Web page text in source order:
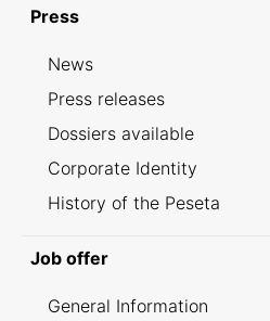
Press
News
Press releases
Dossiers available
Corporate Identity
History of the Peseta
Job offer
General Information